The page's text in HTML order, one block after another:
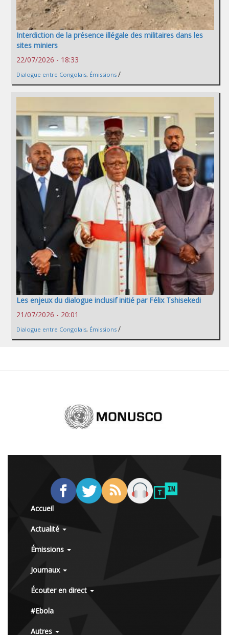
Interdiction de la présence illégale des militaires dans les
sites miniers
22/07/2026 - 18:33
Dialogue entre Congolais, Émissions /
Les enjeux du dialogue inclusif initié par Félix Tshisekedi
21/07/2026 - 20:01
Dialogue entre Congolais, Émissions /
Accueil
Actualité
Émissions
Journaux
Écouter en direct
#Ebola
Autres